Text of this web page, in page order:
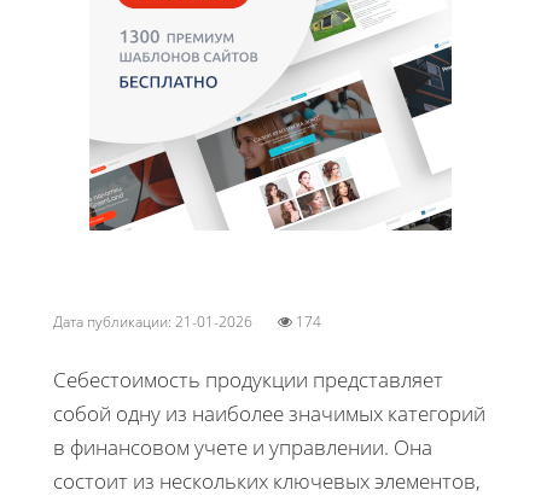
Дата публикации: 21-01-2026 174
Себестоимость продукции представляет
собой одну из наиболее значимых категорий
в финансовом учете и управлении. Она
состоит из нескольких ключевых элементов,